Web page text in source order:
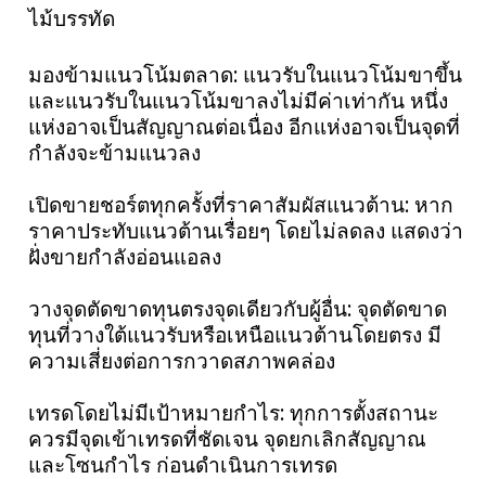
ไม้บรรทัด
มองข้ามแนวโน้มตลาด: แนวรับในแนวโน้มขาขึ้น
และแนวรับในแนวโน้มขาลงไม่มีค่าเท่ากัน หนึ่ง
แห่งอาจเป็นสัญญาณต่อเนื่อง อีกแห่งอาจเป็นจุดที่
กำลังจะข้ามแนวลง
เปิดขายชอร์ตทุกครั้งที่ราคาสัมผัสแนวต้าน: หาก
ราคาประทับแนวต้านเรื่อยๆ โดยไม่ลดลง แสดงว่า
ฝั่งขายกำลังอ่อนแอลง
วางจุดตัดขาดทุนตรงจุดเดียวกับผู้อื่น: จุดตัดขาด
ทุนที่วางใต้แนวรับหรือเหนือแนวต้านโดยตรง มี
ความเสี่ยงต่อการกวาดสภาพคล่อง
เทรดโดยไม่มีเป้าหมายกำไร: ทุกการตั้งสถานะ
ควรมีจุดเข้าเทรดที่ชัดเจน จุดยกเลิกสัญญาณ
และโซนกำไร ก่อนดำเนินการเทรด